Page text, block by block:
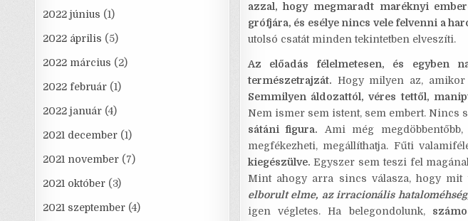
azzal, hogy megmaradt maréknyi
grófjára, és esélye nincs vele felvenni a
utolsó csatát minden tekintetben elveszíti.
Az előadás félelmetesen, és egyben
természetrajzát. Hogy milyen az, amikor
Semmilyen áldozattól, véres tettől,
Nem ismer sem istent, sem embert. Nincs
sátáni figura. Ami még
megfékezheti, megállíthatja. Fűti
kiegészülve. Egyszer sem teszi fel
Mint ahogy arra sincs válasza, hogy
elborult elme, az irracionális
igen végletes. Ha belegondolunk,
2022 június (1)
2022 április (5)
2022 március (2)
2022 február (1)
2022 január (4)
2021 december (1)
2021 november (7)
2021 október (3)
2021 szeptember (4)